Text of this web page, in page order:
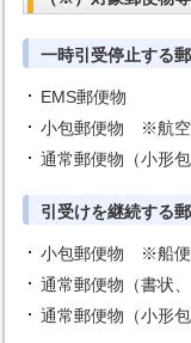
一時引受停止する
EMS郵便物
小包郵便物 ※航空
通常郵便物（小形
引受けを継続する
小包郵便物 ※船便
通常郵便物（書状
通常郵便物（小形